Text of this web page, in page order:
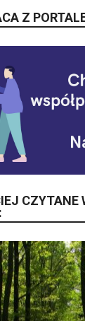
Z
CZYTANE